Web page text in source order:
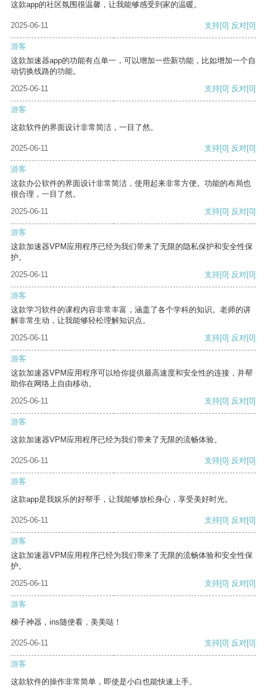
这款app的社区氛围很温馨，让我能够感受到家的温暖。
2025-06-11 支持[0] 反对[0]
游客
这款加速器app的功能有点单一，可以增加一些新功能，比如增加一个自
动切换线路的功能。
2025-06-11
支持[0] 反对[0]
游客
这款软件的界面设计非常简洁，一目了然。
2025-06-11 支持[0] 反对[0]
游客
这款办公软件的界面设计非常简洁，使用起来非常方便。功能的布局也
很合理，一目了然。
2025-06-11
支持[0] 反对[0]
游客
这款加速器VPM应用程序已经为我们带来了无限的隐私保护和安全性保
护。
2025-06-11
支持[0] 反对[0]
游客
这款学习软件的课程内容非常丰富，涵盖了各个学科的知识。老师的讲
解非常生动，让我能够轻松理解知识点。
2025-06-11
支持[0] 反对[0]
游客
这款加速器VPM应用程序可以给你提供最高速度和安全性的连接，并帮
助你在网络上自由移动。
2025-06-11
支持[0] 反对[0]
游客
这款加速器VPM应用程序已经为我们带来了无限的流畅体验。
2025-06-11 支持[0] 反对[0]
游客
这款app是我娱乐的好帮手，让我能够放松身心，享受美好时光。
2025-06-11 支持[0] 反对[0]
游客
这款加速器VPM应用程序已经为我们带来了无限的流畅体验和安全性保
护。
2025-06-11
支持[0] 反对[0]
游客
梯子神器，ins随便看，美美哒！
2025-06-11 支持[0] 反对[0]
游客
这款软件的操作非常简单，即使是小白也能快速上手。